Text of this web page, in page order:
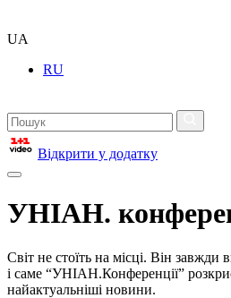
UA
RU
Відкрити у додатку
УНІАН.
Світ не стоїть на місці. Він завжди
і саме “УНІАН.Конференції”
найактуальніші новини.